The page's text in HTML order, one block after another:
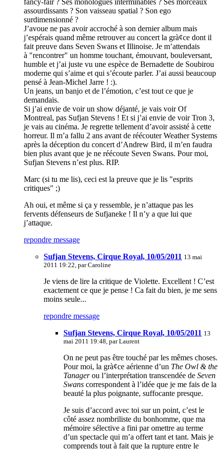
fancy-fair ? Ses monologues interminables ? Ses morceaux
assourdissants ? Son vaisseau spatial ? Son ego
surdimensionné ?
J’avoue ne pas avoir accroché à son dernier album mais
j’espérais quand même retrouver au concert la grà¢ce dont il
fait preuve dans Seven Swans et Illinoise. Je m’attendais
à "rencontrer" un homme touchant, émouvant, bouleversant,
humble et j’ai juste vu une espèce de Bernadette de Soubirou
moderne qui s’aime et qui s’écoute parler. J’ai aussi beaucoup
pensé à Jean-Michel Jarre ! :).
Un jeans, un banjo et de l’émotion, c’est tout ce que je
demandais.
Si j’ai envie de voir un show déjanté, je vais voir Of
Montreal, pas Sufjan Stevens ! Et si j’ai envie de voir Tron 3,
je vais au cinéma. Je regrette tellement d’avoir assisté à cette
horreur. Il m’a fallu 2 ans avant de réécouter Weather Systems
après la déception du concert d’Andrew Bird, il m’en faudra
bien plus avant que je ne réécoute Seven Swans. Pour moi,
Sufjan Stevens n’est plus. RIP.
Marc (si tu me lis), ceci est la preuve que je lis "esprits
critiques" ;)
Ah oui, et même si ça y ressemble, je n’attaque pas les
fervents défenseurs de Sufjaneke ! Il n’y a que lui que
j’attaque.
repondre message
Sufjan Stevens, Cirque Royal, 10/05/2011 13 mai
2011 19:22, parCaroline
Je viens de lire la critique de Violette. Excellent ! C’est
exactement ce que je pense ! Ca fait du bien, je me sens
moins seule...
repondre message
Sufjan Stevens, Cirque Royal, 10/05/2011 13
mai 2011 19:48, parLaurent
On ne peut pas être touché par les mêmes choses.
Pour moi, la grà¢ce aérienne d’un The Owl & the
Tanagerou l’interprétation transcendée de Seven
Swans correspondent à l’idée que je me fais de la
beauté la plus poignante, suffocante presque.
Je suis d’accord avec toi sur un point, c’est le
côté assez nombriliste du bonhomme, que ma
mémoire sélective a fini par omettre au terme
d’un spectacle qui m’a offert tant et tant. Mais je
comprends tout à fait que la rupture entre le